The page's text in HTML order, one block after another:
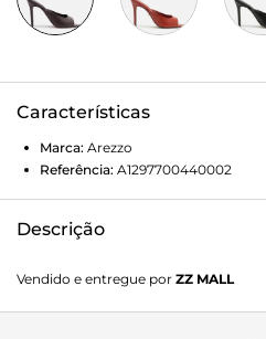
Características
Marca: Arezzo
Referência: A1297700440002
Descrição
alto fino e ponta fina. Traz
sobre a parte superior do pé e
Vendido e entregue por ZZ MALL